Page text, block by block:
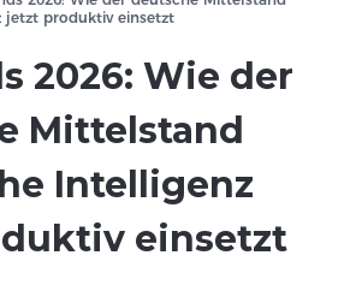
jetzt produktiv einsetzt
2026: Wie der
Mittelstand
Intelligenz
einsetzt